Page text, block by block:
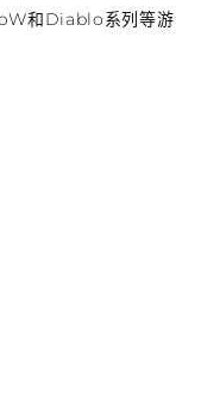
和Diablo系列等游